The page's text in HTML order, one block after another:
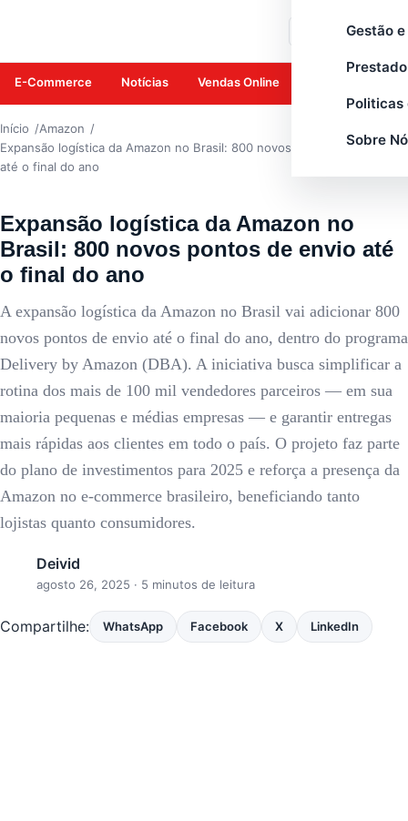
Gestão
Politicas
Sobre
E-Commerce Notícias Vendas Online
Início
Amazon
Expansão logística da Amazon no Brasil: 800 novos pontos de envio
até o final do ano
Expansão logística da Amazon no
Brasil: 800 novos pontos de envio até
o final do ano
A expansão logística da Amazon no Brasil vai adicionar 800
novos pontos de envio até o final do ano, dentro do programa
Delivery by Amazon (DBA). A iniciativa busca simplificar a
rotina dos mais de 100 mil vendedores parceiros — em sua
maioria pequenas e médias empresas — e garantir entregas
mais rápidas aos clientes em todo o país. O projeto faz parte
do plano de investimentos para 2025 e reforça a presença da
Amazon no e-commerce brasileiro, beneficiando tanto
lojistas quanto consumidores.
Deivid
agosto 26, 2025 · 5 minutos de leitura
Compartilhe: WhatsApp Facebook X LinkedIn